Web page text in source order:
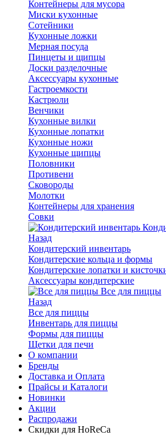
Контейнеры для мусора
Миски кухонные
Сотейники
Кухонные ложки
Мерная посуда
Пинцеты и щипцы
Доски разделочные
Аксессуары кухонные
Гастроемкости
Кастрюли
Венчики
Кухонные вилки
Кухонные лопатки
Кухонные ножи
Кухонные щипцы
Половники
Противени
Сковороды
Молотки
Контейнеры для хранения
Совки
Назад
Кондитерский инвентарь
Кондитерские кольца и формы
Кондитерские лопатки и
Аксессуары кондитерские
Все для пиццы
Назад
Все для пиццы
Инвентарь для пиццы
Формы для пиццы
Щетки для печи
О компании
Бренды
Доставка и Оплата
Прайсы и Каталоги
Новинки
Акции
Распродажи
Скидки для HoReCa